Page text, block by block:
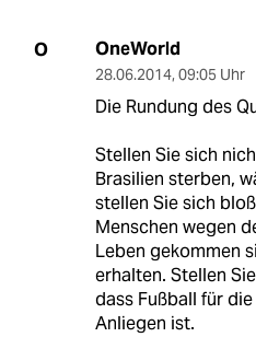
O OneWorld
28.06.2014, 09:05 Uhr
Die Rundung des
Stellen Sie sich
Brasilien sterben,
stellen Sie sich
Menschen wegen
Leben gekommen
erhalten. Stellen
dass Fußball für
Anliegen ist.